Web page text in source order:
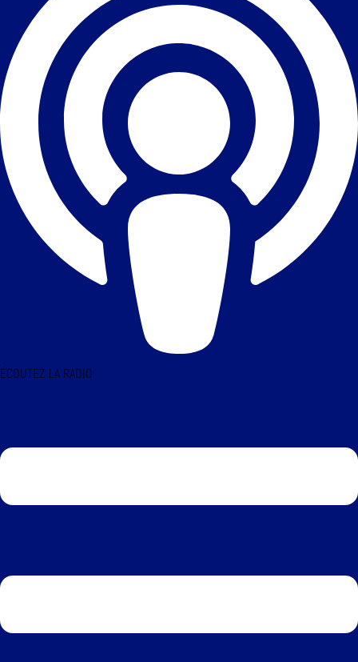
ÉCOUTEZ LA RADIO